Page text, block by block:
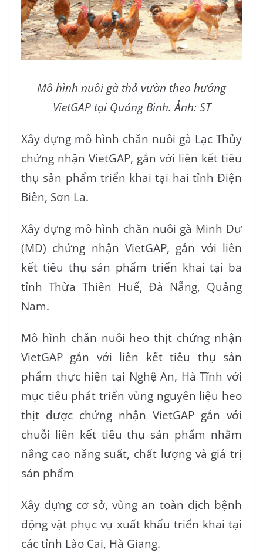
Mô hình nuôi gà thả vườn theo hướng
VietGAP tại Quảng Bình. Ảnh: ST
Xây dựng mô hình chăn nuôi gà Lạc Thủy
chứng nhận VietGAP, gắn với liên kết tiêu
thụ sản phẩm triển khai tại hai tỉnh Điện
Biên, Sơn La.
Xây dựng mô hình chăn nuôi gà Minh Dư
(MD) chứng nhận VietGAP, gắn với liên
kết tiêu thụ sản phẩm triển khai tại ba
tỉnh Thừa Thiên Huế, Đà Nẵng, Quảng
Nam.
Mô hình chăn nuôi heo thịt chứng nhận
VietGAP gắn với liên kết tiêu thụ sản
phẩm thực hiện tại Nghệ An, Hà Tĩnh với
mục tiêu phát triển vùng nguyên liệu heo
thịt được chứng nhận VietGAP gắn với
chuỗi liên kết tiêu thụ sản phẩm nhằm
nâng cao năng suất, chất lượng và giá trị
sản phẩm
Xây dựng cơ sở, vùng an toàn dịch bệnh
động vật phục vụ xuất khẩu triển khai tại
các tỉnh Lào Cai, Hà Giang.